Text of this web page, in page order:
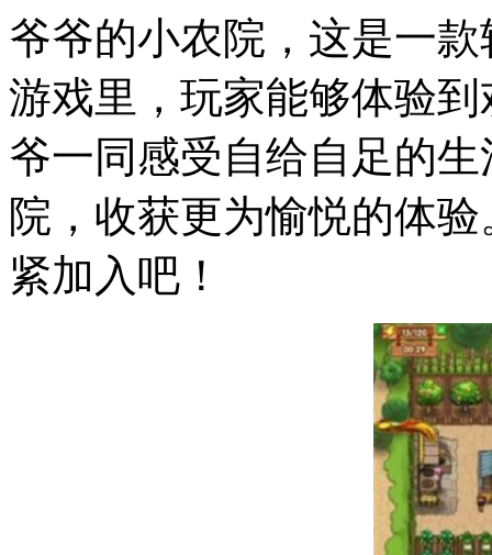
爷爷的小农院，这是一
游戏里，玩家能够体验
爷一同感受自给自足的
院，收获更为愉悦的体
紧加入吧！